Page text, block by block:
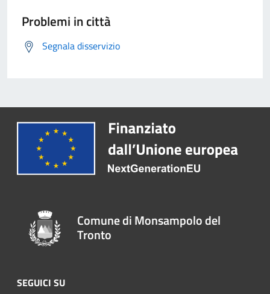
Problemi in città
Segnala disservizio
Comune di Monsampolo del
Tronto
SEGUICI SU